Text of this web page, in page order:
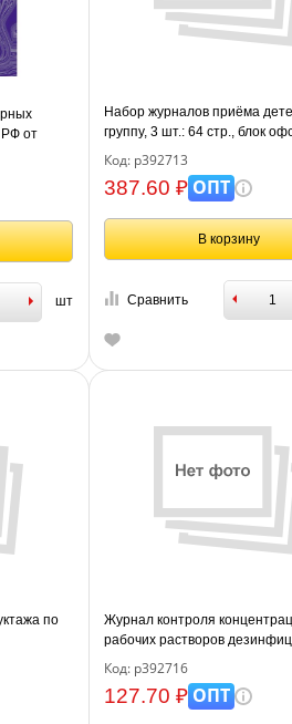
от
64 стр.)
шт
Набор журналов приёма
группу, 3 шт.: 64 стр., блок
Код: р392713
387.60 ₽ОПТ
В корзину
Сравнить
по
Журнал контроля
рабочих растворов
и стерилизующих средств 32
офсет
Код: р392716
127.70 ₽ОПТ